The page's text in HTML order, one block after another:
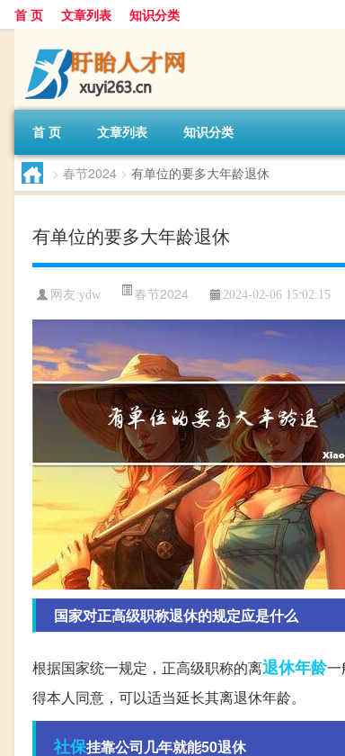
首 页 文章列表 知识分类
首 页 文章列表 知识分类
> 春节2024 > 有单位的要多大年龄退休
有单位的要多大年龄退休
网友:ydw 春节2024 2024-02-06 15:02:15
国家对正高级职称退休的规定应是什么
根据国家统一规定，正高级职称的离退休年龄一
得本人同意，可以适当延长其离退休年龄。
社保挂靠公司几年就能50退休